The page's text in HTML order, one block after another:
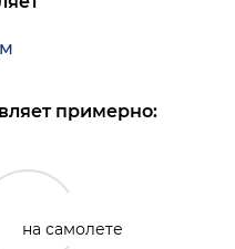
примерно:
на самолете